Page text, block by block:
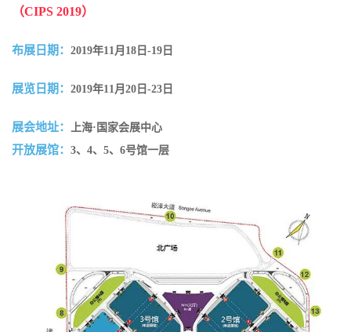
（CIPS 2019）
布展日期： 2019年11月18日-19日
展览日期： 2019年11月20日-23日
展会地址： 上海·国家会展中心
开放展馆： 3、4、5、6号馆一层